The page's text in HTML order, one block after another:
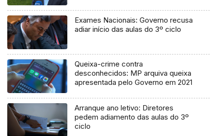
Exames Nacionais: Governo recusa
adiar início das aulas do 3º ciclo
Queixa-crime contra
desconhecidos: MP arquiva queixa
apresentada pelo Governo em 2021
Arranque ano letivo: Diretores
pedem adiamento das aulas do 3º
ciclo